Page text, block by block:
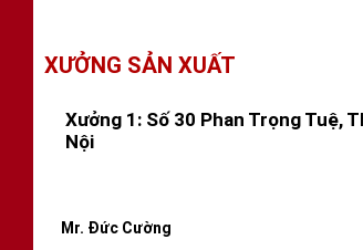
XƯỞNG SẢN XUẤT
Xưởng 1: Số 30 Phan Trọng Tuệ,
Nội
Mr. Đức Cường